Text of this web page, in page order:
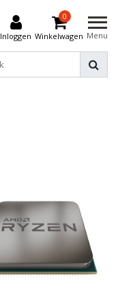
Inloggen
0
Winkelwagen Menu